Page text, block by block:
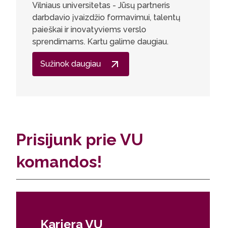
Vilniaus universitetas - Jūsų partneris
darbdavio įvaizdžio formavimui, talentų
paieškai ir inovatyviems verslo
sprendimams. Kartu galime daugiau.
Sužinok daugiau
Prisijunk prie VU
komandos!
Karjera VU